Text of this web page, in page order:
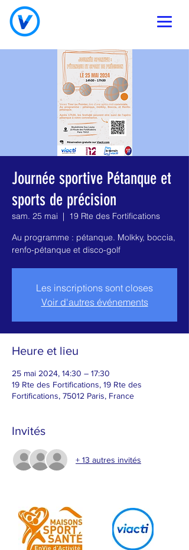
Journée sportive Pétanque et
sports de précision
sam. 25 mai
  |
19 Rte des Fortifications
Au programme : pétanque. Molkky, boccia,
renfo-pétanque et disco-golf
Les inscriptions sont closes
Voir d'autres événements
Heure et lieu
25 mai 2024, 14:30 – 17:30
19 Rte des Fortifications, 19 Rte des
Fortifications, 75012 Paris, France
Invités
+ 13 autres invités